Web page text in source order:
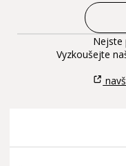
Nejste
Vyzkoušejte